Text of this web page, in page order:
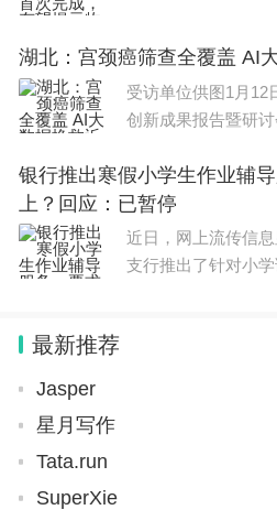
湖北：宫颈癌筛查全覆盖 AI
受访单位供图1月12
创新成果报告暨研
建设专业委员会、中
院、数
银行推出寒假小学生作业辅
上？回应：已暂停
近日，网上流传信
支行推出了针对小
最新推荐
Jasper
星月写作
Tata.run
SuperXie